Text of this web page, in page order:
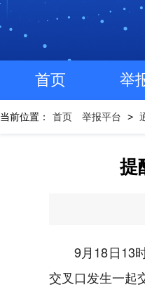
首页 举
当前位置： 首页 举报平台 >
提
9月18日13
交叉口发生一起